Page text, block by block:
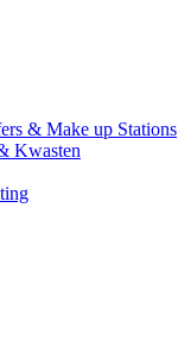
& Make up Stations
Kwasten